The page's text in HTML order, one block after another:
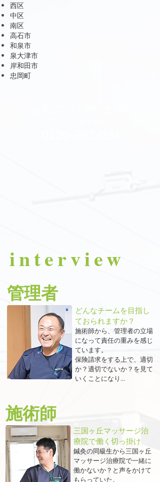
西区
中区
南区
高石市
和泉市
泉大津市
岸和田市
忠岡町
​interview
管理者
どんなチームを目指し
ておられますか？
施術師から、管理者の立場
になって責任の重みを感じ
ています。
保険請求をする上で、適切
か？適切でないか？を見て
いくことになり...
​施術師
三国ヶ丘マッサージ治
療院で働く切っ掛け
鍼灸の同級生から三国ヶ丘
マッサージ治療院で一緒に
働かないか？と声をかけて
もらっていた。